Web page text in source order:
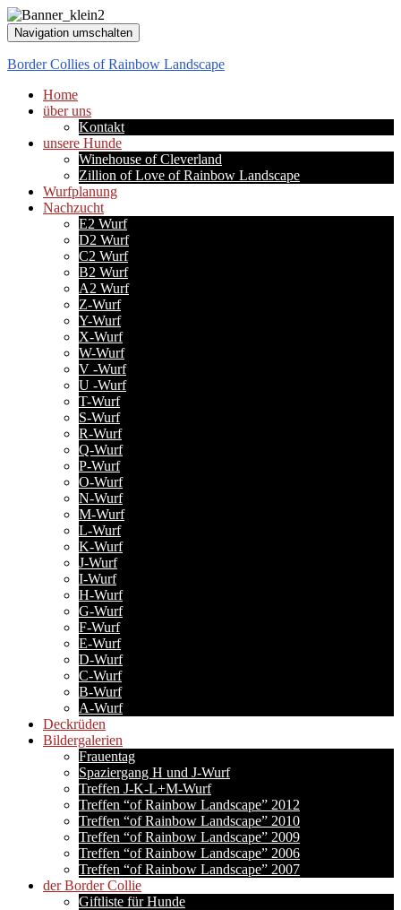
Navigation umschalten
Border Collies of Rainbow Landscape
Home
über uns
Kontakt
unsere Hunde
Winehouse of Cleverland
Zillion of Love of Rainbow Landscape
Wurfplanung
Nachzucht
E2 Wurf
D2 Wurf
C2 Wurf
B2 Wurf
A2 Wurf
Z-Wurf
Y-Wurf
X-Wurf
W-Wurf
V -Wurf
U -Wurf
T-Wurf
S-Wurf
R-Wurf
Q-Wurf
P-Wurf
O-Wurf
N-Wurf
M-Wurf
L-Wurf
K-Wurf
J-Wurf
I-Wurf
H-Wurf
G-Wurf
F-Wurf
E-Wurf
D-Wurf
C-Wurf
B-Wurf
A-Wurf
Deckrüden
Bildergalerien
Frauentag
Spaziergang H und J-Wurf
Treffen J-K-L+M-Wurf
Treffen “of Rainbow Landscape” 2012
Treffen “of Rainbow Landscape” 2010
Treffen “of Rainbow Landscape” 2009
Treffen “of Rainbow Landscape” 2006
Treffen “of Rainbow Landscape” 2007
der Border Collie
Giftliste für Hunde